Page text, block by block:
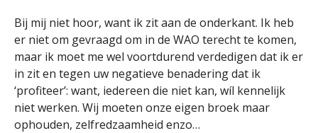
Bij mij niet hoor, want ik zit aan de onderkant. Ik heb
er niet om gevraagd om in de WAO terecht te komen,
maar ik moet me wel voortdurend verdedigen dat ik er
in zit en tegen uw negatieve benadering dat ik
‘profiteer’: want, iedereen die niet kan, wíl kennelijk
niet werken. Wij moeten onze eigen broek maar
ophouden, zelfredzaamheid enzo…